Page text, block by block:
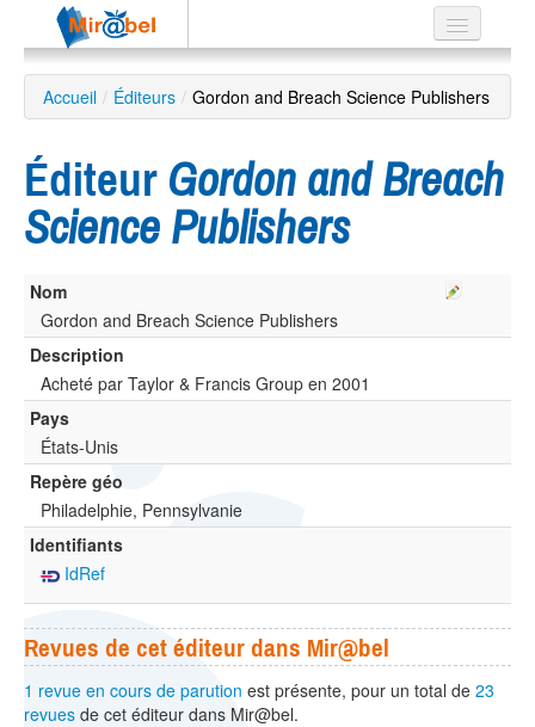
Le réseau
Soutien
Listes
Recherche
avancée
EN
ES
?
Accueil / Éditeurs / Gordon and Breach Science Publishers
Éditeur Gordon and Breach
Science Publishers
Nom
Gordon and Breach Science Publishers
Description
Acheté par Taylor & Francis Group en 2001
Pays
États-Unis
Repère géo
Philadelphie, Pennsylvanie
Identifiants
IdRef
Revues de cet éditeur dans Mir@bel
1 revue en cours de parution est présente, pour un total de 23
revues de cet éditeur dans Mir@bel.